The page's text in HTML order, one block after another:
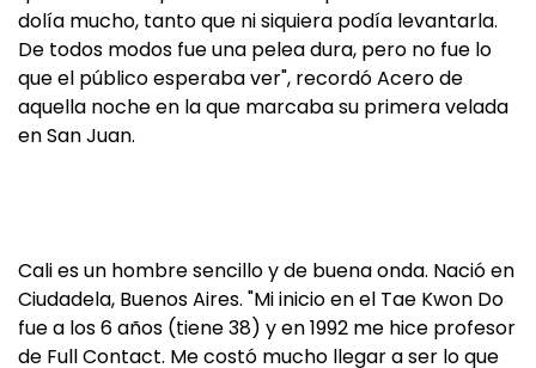
dolía mucho, tanto que ni siquiera podía levantarla.
De todos modos fue una pelea dura, pero no fue lo
que el público esperaba ver", recordó Acero de
aquella noche en la que marcaba su primera velada
en San Juan.
Cali es un hombre sencillo y de buena onda. Nació en
Ciudadela, Buenos Aires. "Mi inicio en el Tae Kwon Do
fue a los 6 años (tiene 38) y en 1992 me hice profesor
de Full Contact. Me costó mucho llegar a ser lo que